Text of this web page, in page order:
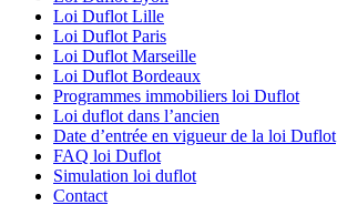
Loi Duflot Lille
Loi Duflot Paris
Loi Duflot Marseille
Loi Duflot Bordeaux
Programmes immobiliers loi Duflot
Loi duflot dans l’ancien
Date d’entrée en vigueur de la loi Duflot
FAQ loi Duflot
Simulation loi duflot
Contact